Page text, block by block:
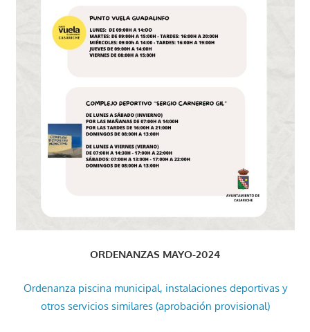
ORDENANZAS MAYO-2024
Ordenanza piscina municipal, instalaciones deportivas y
otros servicios similares (aprobación provisional)